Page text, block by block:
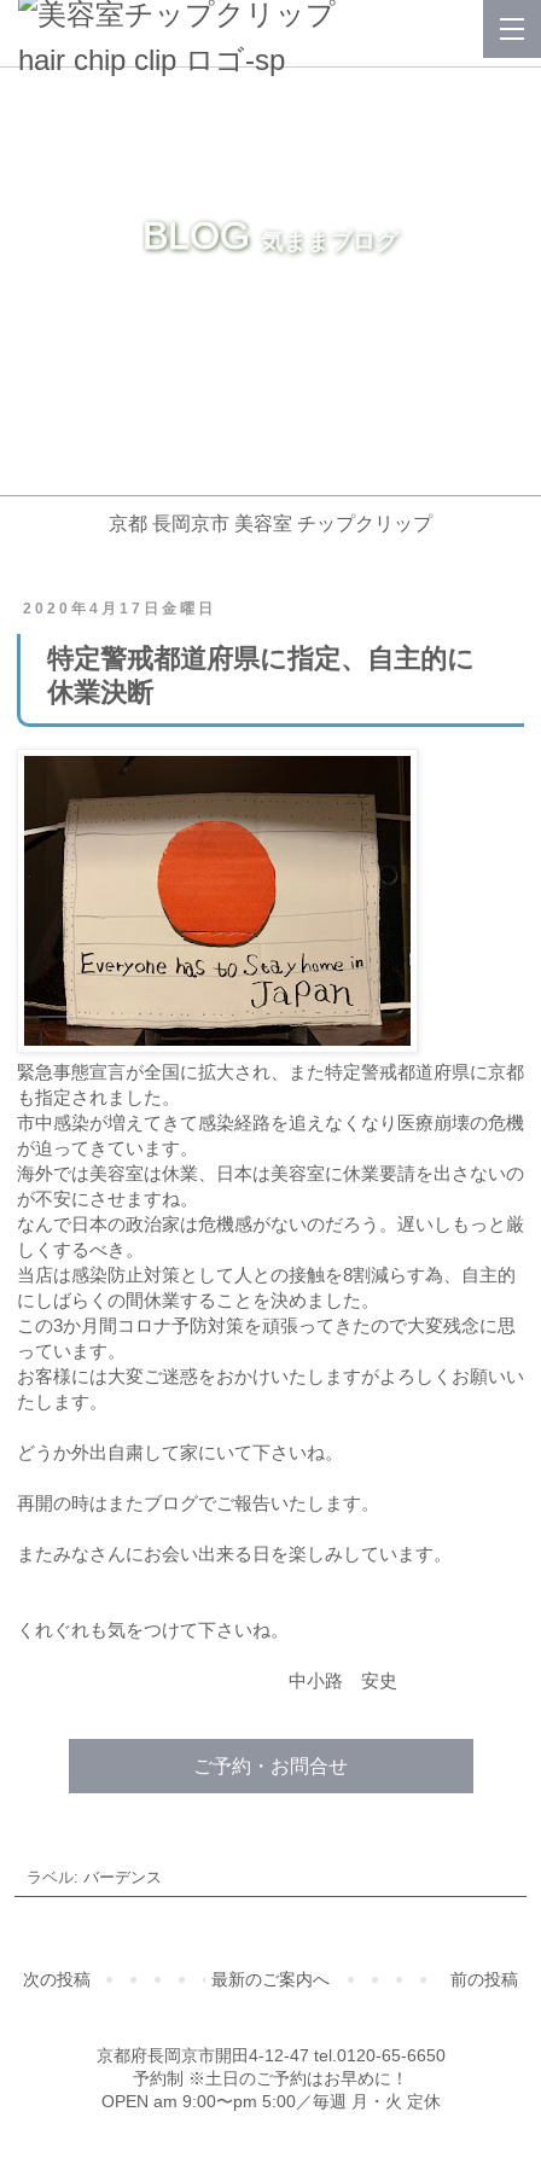
BLOG 気ままブログ
京都 長岡京市 美容室 チップクリップ
2020年4月17日金曜日
特定警戒都道府県に指定、自主的に
休業決断
緊急事態宣言が全国に拡大され、また特定警戒都道府県に京都
も指定されました。
市中感染が増えてきて感染経路を追えなくなり医療崩壊の危機
が迫ってきています。
海外では美容室は休業、日本は美容室に休業要請を出さないの
が不安にさせますね。
なんで日本の政治家は危機感がないのだろう。遅いしもっと厳
しくするべき。
当店は感染防止対策として人との接触を8割減らす為、自主的
にしばらくの間休業することを決めました。
この3か月間コロナ予防対策を頑張ってきたので大変残念に思
っています。
お客様には大変ご迷惑をおかけいたしますがよろしくお願いい
たします。
どうか外出自粛して家にいて下さいね。
再開の時はまたブログでご報告いたします。
またみなさんにお会い出来る日を楽しみしています。
くれぐれも気をつけて下さいね。
中小路 安史
ご予約・お問合せ
ラベル: バーデンス
次の投稿 前の投稿
最新のご案内へ
京都府長岡京市開田4-12-47 tel.0120-65-6650
予約制 ※土日のご予約はお早めに！
OPEN am 9:00〜pm 5:00／毎週 月・火 定休